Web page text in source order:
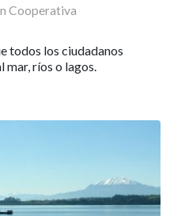
Cooperativa
todos los ciudadanos
ríos o lagos.